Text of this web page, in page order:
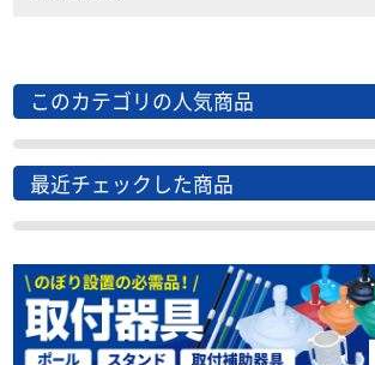
このカテゴリの人気商品
最近チェックした商品